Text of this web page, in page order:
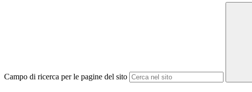
Campo di ricerca per le pagine del sito